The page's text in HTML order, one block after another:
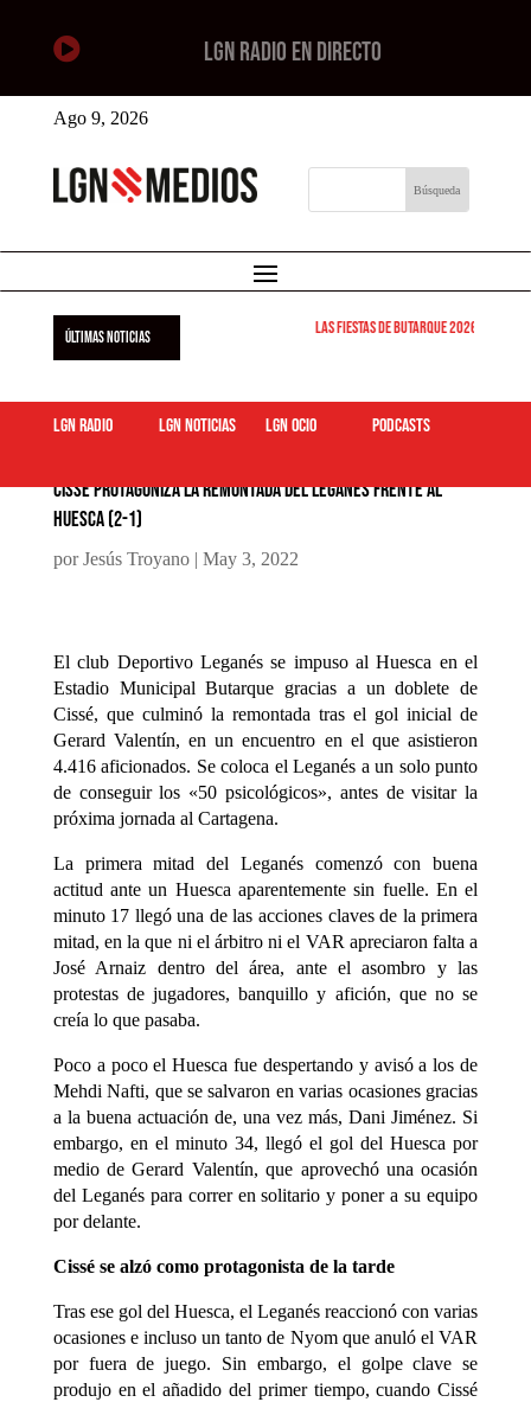
 LGN RADIO EN DIRECTO
Ago 9, 2026
ÚLTIMAS NOTICIAS Las Fiestas de Butarque 2026 arrancan
LGN Radio LGN Noticias LGN ocio podcasts
Cissé protagoniza la remontada del Leganés frente al
Huesca (2-1)
porJesús Troyano| May 3, 2022
El club Deportivo Leganés se impuso al Huesca en el
Estadio Municipal Butarque gracias a un doblete de
Cissé, que culminó la remontada tras el gol inicial de
Gerard Valentín, en un encuentro en el que asistieron
4.416 aficionados. Se coloca el Leganés a un solo punto
de conseguir los «50 psicológicos», antes de visitar la
próxima jornada al Cartagena.
La primera mitad del Leganés comenzó con buena
actitud ante un Huesca aparentemente sin fuelle. En el
minuto 17 llegó una de las acciones claves de la primera
mitad, en la que ni el árbitro ni el VAR apreciaron falta a
José Arnaiz dentro del área, ante el asombro y las
protestas de jugadores, banquillo y afición, que no se
creía lo que pasaba.
Poco a poco el Huesca fue despertando y avisó a los de
Mehdi Nafti, que se salvaron en varias ocasiones gracias
a la buena actuación de, una vez más, Dani Jiménez. Si
embargo, en el minuto 34, llegó el gol del Huesca por
medio de Gerard Valentín, que aprovechó una ocasión
del Leganés para correr en solitario y poner a su equipo
por delante.
Cissé se alzó como protagonista de la tarde
Tras ese gol del Huesca, el Leganés reaccionó con varias
ocasiones e incluso un tanto de Nyom que anuló el VAR
por fuera de juego. Sin embargo, el golpe clave se
produjo en el añadido del primer tiempo, cuando Cissé